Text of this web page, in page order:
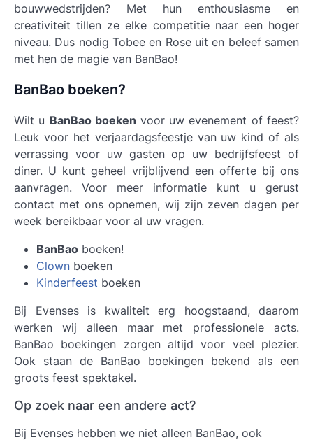
bouwwedstrijden? Met hun enthousiasme en
creativiteit tillen ze elke competitie naar een hoger
niveau. Dus nodig Tobee en Rose uit en beleef samen
met hen de magie van BanBao!
BanBao boeken?
Wilt u BanBao boeken voor uw evenement of feest?
Leuk voor het verjaardagsfeestje van uw kind of als
verrassing voor uw gasten op uw bedrijfsfeest of
diner. U kunt geheel vrijblijvend een offerte bij ons
aanvragen. Voor meer informatie kunt u gerust
contact met ons opnemen, wij zijn zeven dagen per
week bereikbaar voor al uw vragen.
BanBao boeken!
Clown boeken
Kinderfeest boeken
Bij Evenses is kwaliteit erg hoogstaand, daarom
werken wij alleen maar met professionele acts.
BanBao boekingen zorgen altijd voor veel plezier.
Ook staan de BanBao boekingen bekend als een
groots feest spektakel.
Op zoek naar een andere act?
Bij Evenses hebben we niet alleen BanBao, ook